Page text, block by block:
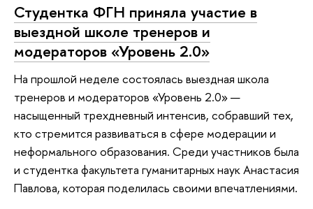
Студентка ФГН приняла участие в
выездной школе тренеров и
модераторов «Уровень 2.0»
На прошлой неделе состоялась выездная школа
тренеров и модераторов «Уровень 2.0» —
насыщенный трехдневный интенсив, собравший тех,
кто стремится развиваться в сфере модерации и
неформального образования. Среди участников была
и студентка факультета гуманитарных наук Анастасия
Павлова, которая поделилась своими впечатлениями.